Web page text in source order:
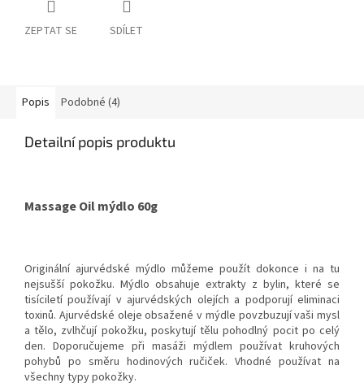
ZEPTAT SE SDÍLET
Popis Podobné (4)
Detailní popis produktu
Massage Oil mýdlo 60g
Originální ajurvédské mýdlo můžeme použít dokonce i na tu
nejsušší pokožku. Mýdlo obsahuje extrakty z bylin, které se
tisíciletí používají v ajurvédských olejích a podporují eliminaci
toxinů. Ajurvédské oleje obsažené v mýdle povzbuzují vaši mysl
a tělo, zvlhčují pokožku, poskytují tělu pohodlný pocit po celý
den. Doporučujeme při masáži mýdlem používat kruhových
pohybů po směru hodinových ručiček. Vhodné používat na
všechny typy pokožky.